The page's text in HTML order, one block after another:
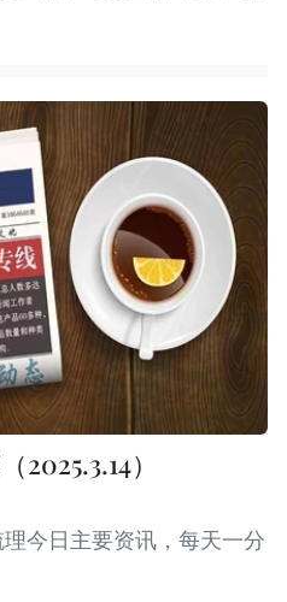
）
今日主要资讯，每天一分